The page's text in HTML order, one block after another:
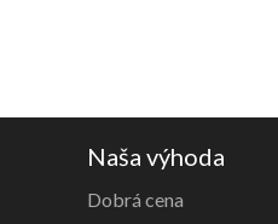
Naša výhoda
Dobrá cena